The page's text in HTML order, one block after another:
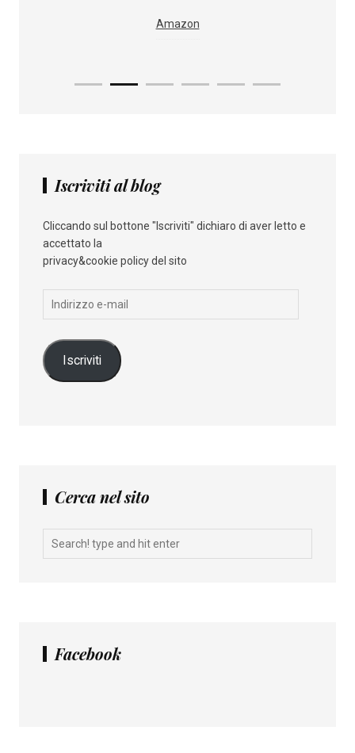
Amazon
Iscriviti al blog
Cliccando sul bottone "Iscriviti" dichiaro di aver letto e
accettato la
privacy&cookie policy del sito
Indirizzo
Iscriviti
Cerca nel sito
Facebook